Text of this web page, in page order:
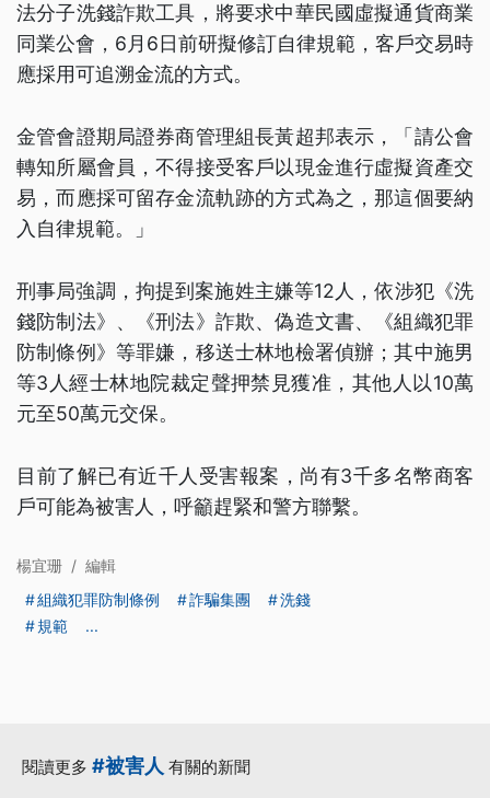
法分子洗錢詐欺工具，將要求中華民國虛擬通貨商業
同業公會，6月6日前研擬修訂自律規範，客戶交易時
應採用可追溯金流的方式。
金管會證期局證券商管理組長黃超邦表示，「請公會
轉知所屬會員，不得接受客戶以現金進行虛擬資產交
易，而應採可留存金流軌跡的方式為之，那這個要納
入自律規範。」
刑事局強調，拘提到案施姓主嫌等12人，依涉犯《洗
錢防制法》、《刑法》詐欺、偽造文書、《組織犯罪
防制條例》等罪嫌，移送士林地檢署偵辦；其中施男
等3人經士林地院裁定聲押禁見獲准，其他人以10萬
元至50萬元交保。
目前了解已有近千人受害報案，尚有3千多名幣商客
戶可能為被害人，呼籲趕緊和警方聯繫。
楊宜珊 / 編輯
組織犯罪防制條例
詐騙集團
洗錢
規範
...
閱讀更多 #被害人 有關的新聞